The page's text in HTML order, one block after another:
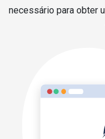
necessário para obter